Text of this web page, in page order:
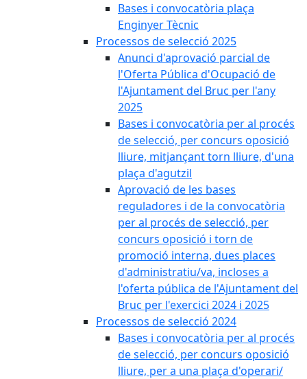
Bases i convocatòria plaça
Enginyer Tècnic
Processos de selecció 2025
Anunci d'aprovació parcial de
l'Oferta Pública d'Ocupació de
l'Ajuntament del Bruc per l'any
2025
Bases i convocatòria per al procés
de selecció, per concurs oposició
lliure, mitjançant torn lliure, d'una
plaça d'agutzil
Aprovació de les bases
reguladores i de la convocatòria
per al procés de selecció, per
concurs oposició i torn de
promoció interna, dues places
d'administratiu/va, incloses a
l'oferta pública de l'Ajuntament del
Bruc per l'exercici 2024 i 2025
Processos de selecció 2024
Bases i convocatòria per al procés
de selecció, per concurs oposició
lliure, per a una plaça d'operari/